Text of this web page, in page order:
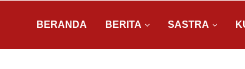
BERANDA BERITA SASTRA